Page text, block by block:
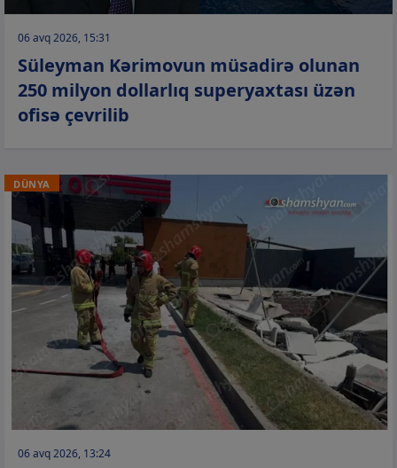
06 avq 2026, 15:31
Süleyman Kərimovun müsadirə olunan
250 milyon dollarlıq superyaxtası üzən
ofisə çevrilib
DÜNYA
06 avq 2026, 13:24